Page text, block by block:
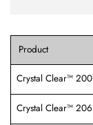
Product
Crystal Clear™ 200
Crystal Clear™ 206